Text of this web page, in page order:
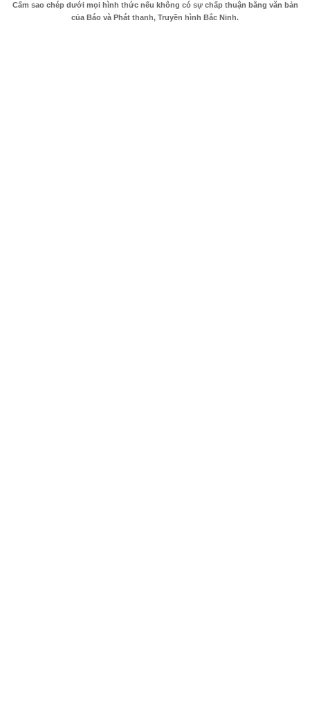
Cấm sao chép dưới mọi hình thức nếu không có sự chấp thuận bằng văn bản
của Báo và Phát thanh, Truyền hình Bắc Ninh.